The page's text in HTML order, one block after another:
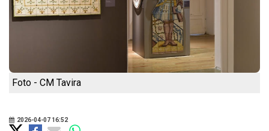
Foto - CM Tavira
2026-04-07 16:52